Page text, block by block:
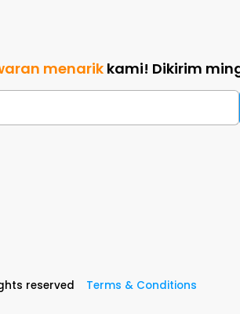
menarik kami! Dikirim
reserved Terms & Conditions